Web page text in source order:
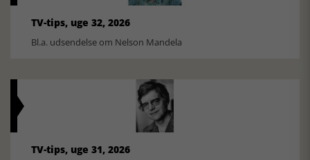
TV-tips, uge 32, 2026
Bl.a. udsendelse om Nelson Mandela
TV-tips, uge 31, 2026